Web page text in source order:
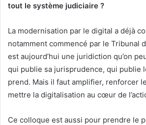
tout le système judiciaire ?
La modernisation par le digital a déjà
notamment commencé par le Tribunal
est aujourd’hui une juridiction qu’on
qui publie sa jurisprudence, qui publie
prend. Mais il faut amplifier, renforcer
mettre la digitalisation au cœur de
Ce colloque est aussi pour prendre le